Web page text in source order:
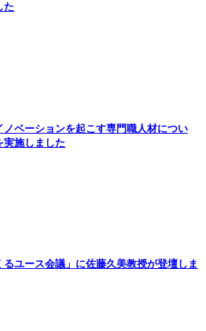
た
ベーションを起こす専門職人材につい
実施しました
ユース会議」に佐藤久美教授が登壇しま